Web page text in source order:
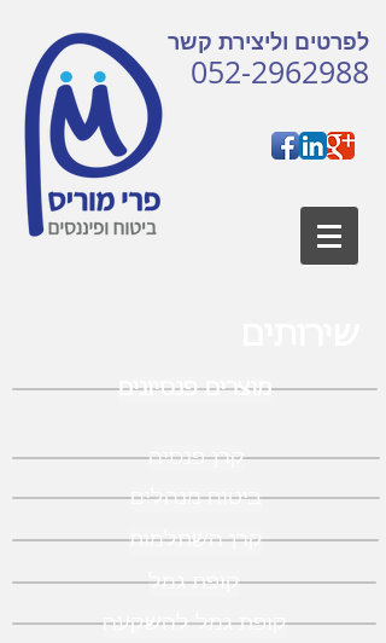
לפרטים וליצירת קשר
052-2962988
מוצרים פנסיונים
קרן פנסיה
קרן השתלמות
ביטוח מנהלים
קופת גמל
קופת גמל להשקעה